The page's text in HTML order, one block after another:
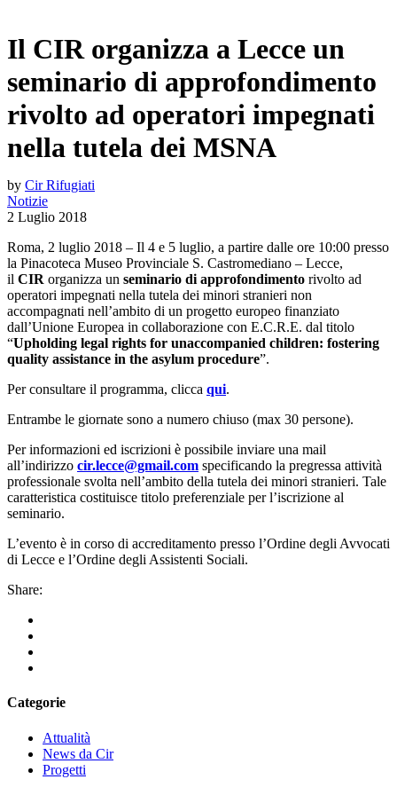
Il CIR organizza a Lecce un
seminario di approfondimento
rivolto ad operatori impegnati
nella tutela dei MSNA
by Cir Rifugiati
Notizie
2 Luglio 2018
Roma, 2 luglio 2018 – Il 4 e 5 luglio, a partire dalle ore 10:00 presso
la Pinacoteca Museo Provinciale S. Castromediano – Lecce,
il CIR organizza un seminario di approfondimento rivolto ad
operatori impegnati nella tutela dei minori stranieri non
accompagnati nell’ambito di un progetto europeo finanziato
dall’Unione Europea in collaborazione con E.C.R.E. dal titolo
“Upholding legal rights for unaccompanied children: fostering
quality assistance in the asylum procedure”.
Per consultare il programma, clicca qui.
Entrambe le giornate sono a numero chiuso (max 30 persone).
Per informazioni ed iscrizioni è possibile inviare una mail
all’indirizzo cir.lecce@gmail.com specificando la pregressa attività
professionale svolta nell’ambito della tutela dei minori stranieri. Tale
caratteristica costituisce titolo preferenziale per l’iscrizione al
seminario.
L’evento è in corso di accreditamento presso l’Ordine degli Avvocati
di Lecce e l’Ordine degli Assistenti Sociali.
Share:
Categorie
Attualità
News da Cir
Progetti